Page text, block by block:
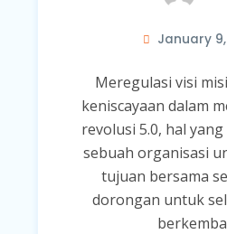
January
Meregulasi visi
keniscayaan dalam
revolusi 5.0, hal
sebuah organisasi
tujuan bersama
dorongan untuk